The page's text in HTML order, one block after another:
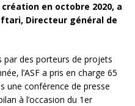
en octobre 2020, a
Directeur général de
par des porteurs de projets
l’ASF a pris en charge 65
une conférence de presse
à l’occasion du 1er